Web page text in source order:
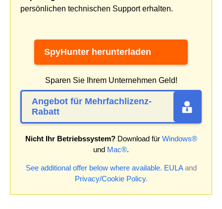
persönlichen technischen Support erhalten.
SpyHunter herunterladen
Sparen Sie Ihrem Unternehmen Geld!
Angebot für Mehrfachlizenz-
Rabatt
Nicht Ihr Betriebssystem?Download für Windows®
und Mac®.
See additional offer below where available. EULAand
Privacy/Cookie Policy.